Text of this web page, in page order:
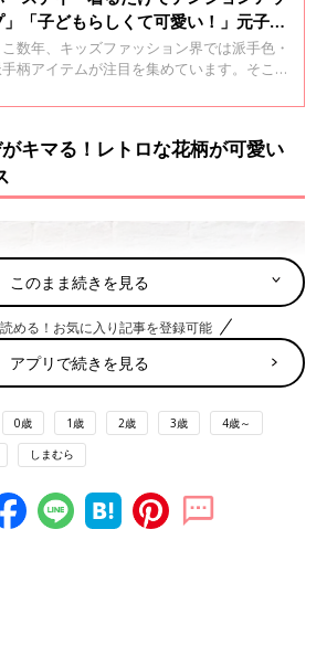
」「子どもらしくて可愛い！」元子ど
服販売員ライターが推す★派手色・派
柄冬アイテム4選
こ数年、キッズファッション界では派手色・
柄アイテムが注目を集めています。そこ
ゲットできる、派手色・派手柄の冬アイテ
テムの推しポイントなどもお伝えしている
、ぜひチェックしてくださいね♪
キマる！レトロな花柄が可愛い
このまま続きを見る
める！お気に入り記事を登録可能
アプリで続きを見る
0歳 1歳 2歳 3歳 4歳～
しまむら